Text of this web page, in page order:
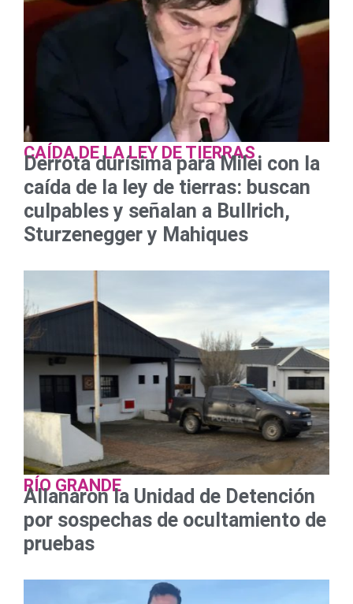
CAÍDA DE LA LEY DE TIERRAS
Derrota durísima para Milei con la
caída de la ley de tierras: buscan
culpables y señalan a Bullrich,
Sturzenegger y Mahiques
RÍO GRANDE
Allanaron la Unidad de Detención
por sospechas de ocultamiento de
pruebas